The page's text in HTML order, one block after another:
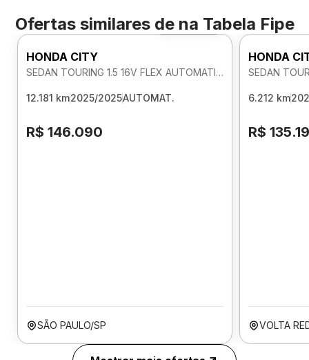
Ofertas similares de na Tabela Fipe
Foto 360º
HONDA CITY
SEDAN TOURING 1.5 16V FLEX AUTOMATICO
12.181 km2025/2025AUTOMAT.
R$ 146.090
SÃO PAULO/SP
HONDA
6.212 km
R$
VOLTA